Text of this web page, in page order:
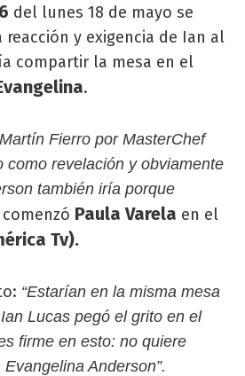
del lunes 18 de mayo se
y exigencia de Ian al
compartir la mesa en el
.
Fierro por MasterChef
como revelación y obviamente
también iría porque
Paula Varela en el
Tv).
“Estarían en la misma mesa
Lucas pegó el grito en el
firme en esto: no quiere
Anderson”.